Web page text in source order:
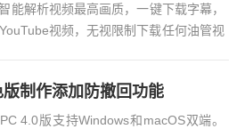
能解析视频最高画质，一键下载字幕，
视频，无视限制下载任何油管视
制视频网址，就可以下载...
制作添加防撤回功能
4.0版支持Windows和macOS双端。